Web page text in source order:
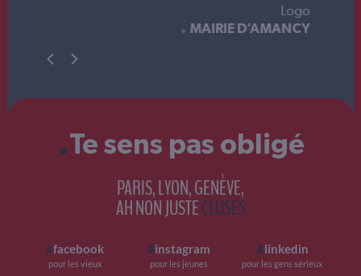
Logo
MAIRIE D’AMANCY
.Te sens pas obligé
PARIS, LYON, GENÈVE,
AH NON JUSTECLUSES
#facebook
pour les vieux
#instagram
pour les jeunes
#linkedin
pour les gens sérieux